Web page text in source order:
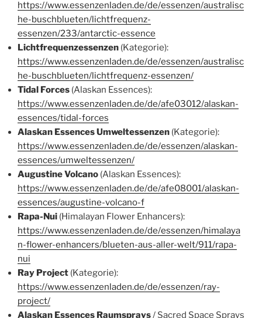
https://www.essenzenladen.de/de/essenzen/australisc
he-buschblueten/lichtfrequenz-
essenzen/233/antarctic-essence
Lichtfrequenzessenzen (Kategorie):
https://www.essenzenladen.de/de/essenzen/australisc
he-buschblueten/lichtfrequenz-essenzen/
Tidal Forces (Alaskan Essences):
https://www.essenzenladen.de/de/afe03012/alaskan-
essences/tidal-forces
Alaskan Essences Umweltessenzen (Kategorie):
https://www.essenzenladen.de/de/essenzen/alaskan-
essences/umweltessenzen/
Augustine Volcano (Alaskan Essences):
https://www.essenzenladen.de/de/afe08001/alaskan-
essences/augustine-volcano-f
Rapa-Nui (Himalayan Flower Enhancers):
https://www.essenzenladen.de/de/essenzen/himalaya
n-flower-enhancers/blueten-aus-aller-welt/911/rapa-
nui
Ray Project (Kategorie):
https://www.essenzenladen.de/de/essenzen/ray-
project/
Alaskan Essences Raumsprays/ Sacred Space Sprays